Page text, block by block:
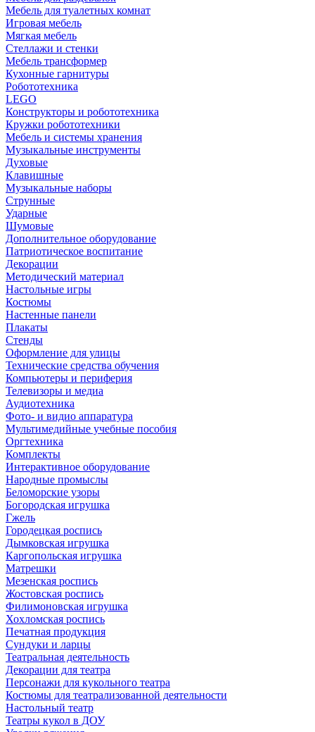
Мебель для туалетных комнат
Игровая мебель
Мягкая мебель
Стеллажи и стенки
Мебель трансформер
Кухонные гарнитуры
Робототехника
LEGO
Конструкторы и робототехника
Кружки робототехники
Мебель и системы хранения
Музыкальные инструменты
Духовые
Клавишные
Музыкальные наборы
Струнные
Ударные
Шумовые
Дополнительное оборудование
Патриотическое воспитание
Декорации
Методический материал
Настольные игры
Костюмы
Настенные панели
Плакаты
Стенды
Оформление для улицы
Технические средства обучения
Компьютеры и периферия
Телевизоры и медиа
Аудиотехника
Фото- и видио аппаратура
Мультимедийные учебные пособия
Оргтехника
Комплекты
Интерактивное оборудование
Народные промыслы
Беломорские узоры
Богородская игрушка
Гжель
Городецкая роспись
Дымковская игрушка
Каргопольская игрушка
Матрешки
Мезенская роспись
Жостовская роспись
Филимоновская игрушка
Хохломская роспись
Печатная продукция
Сундуки и ларцы
Театральная деятельность
Декорации для театра
Персонажи для кукольного театра
Костюмы для театрализованной деятельности
Настольный театр
Театры кукол в ДОУ